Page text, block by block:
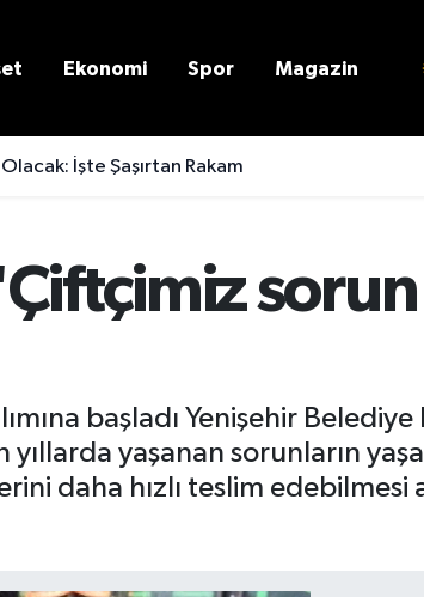
Ekonomi Spor Magazin
İşte Şaşırtan Rakam
sorun
başladı Yenişehir Belediye
yaşanan sorunların
daha hızlı teslim edebilmesi